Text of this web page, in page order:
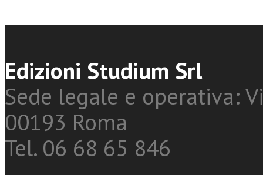
Edizioni Studium Srl
Sede legale e operativa:
00193 Roma
Tel. 06 68 65 846